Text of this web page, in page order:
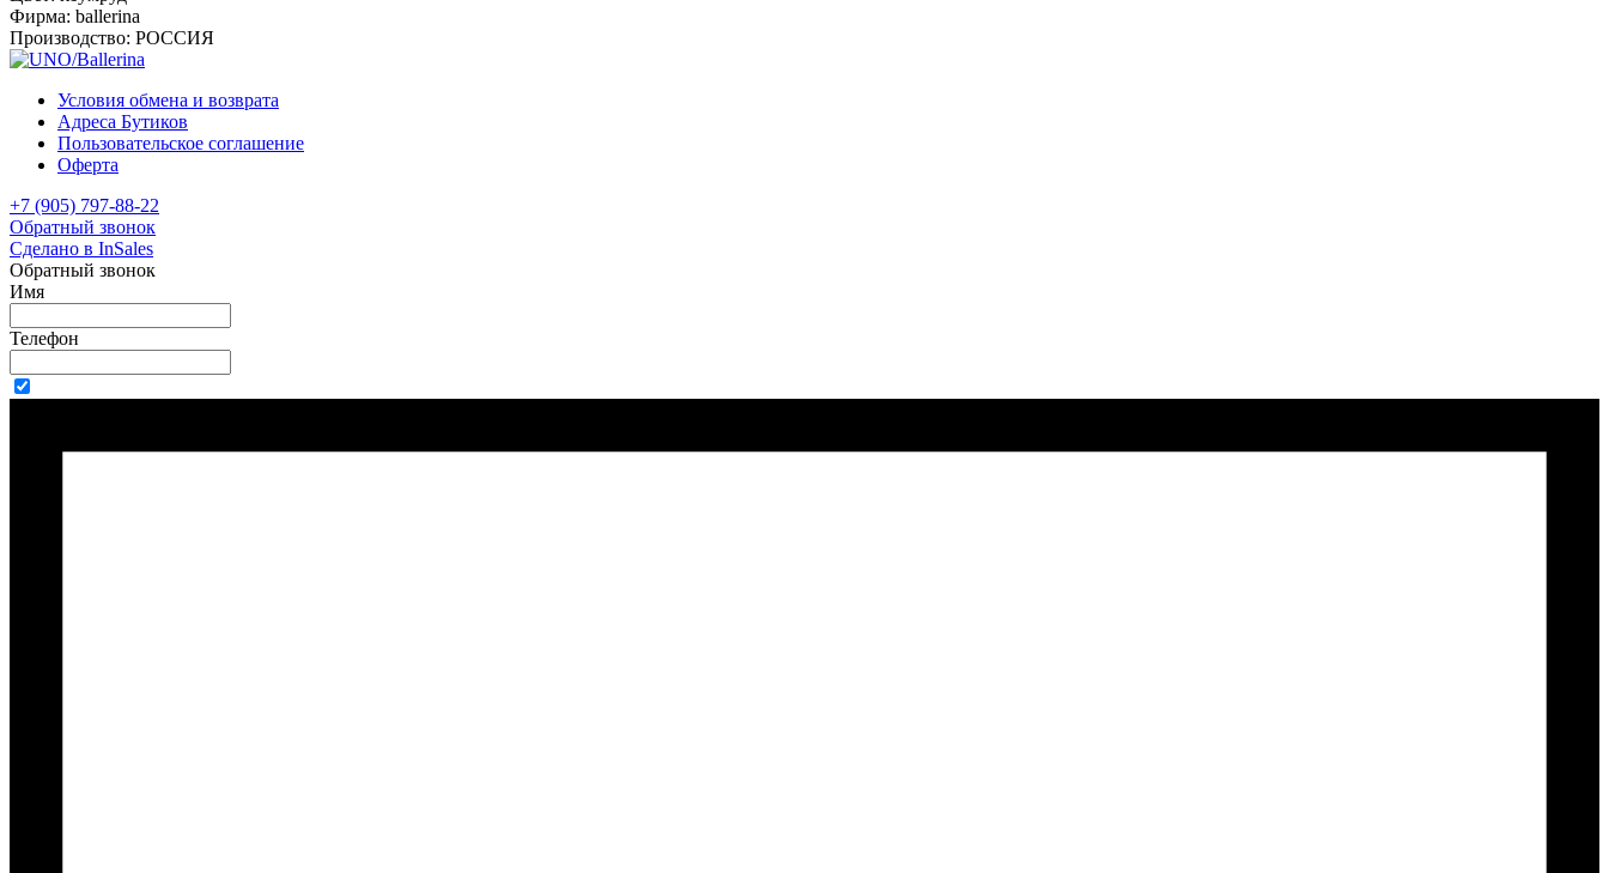
Фирма: ballerina
Производство: РОССИЯ
Условия обмена и возврата
Адреса Бутиков
Пользовательское соглашение
Оферта
+7 (905) 797-88-22
Обратный звонок
Сделано в InSales
Обратный звонок
Имя
Телефон